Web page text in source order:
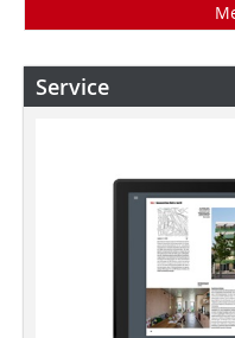
Service